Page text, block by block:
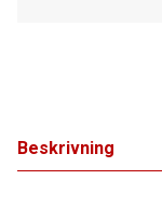
Beskrivning